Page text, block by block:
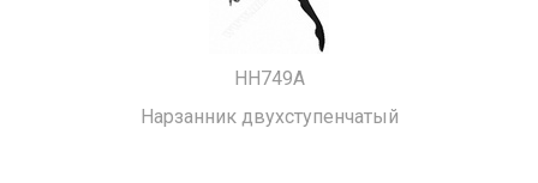
HH749A
Нарзанник двухступенчатый